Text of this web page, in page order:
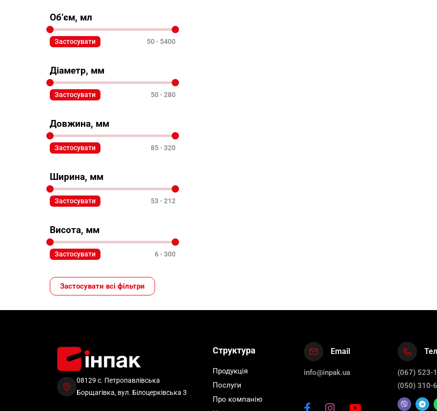
Об’єм, мл
Застосувати 50 5400
Діаметр, мм
Застосувати 50 280
Довжина, мм
Застосувати 85 320
Ширина, мм
Застосувати 53 212
Висота, мм
Застосувати 6 300
Застосувати всі фільтри
08129 с. Петропавлівська
Борщагівка, вул. Білоцерківська 3
Структура
Продукція
Послуги
Про компанію
Email
info@inpak.ua
(067) 523-
(050) 310-